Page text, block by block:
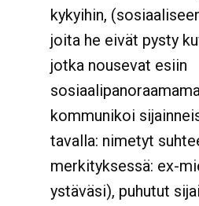
kykyihin,
joita he eivät pysty
jotka nousevat esiin
kommunikoi
tavalla: nimetyt
merkityksessä: ex-
ystäväsi), puhutut